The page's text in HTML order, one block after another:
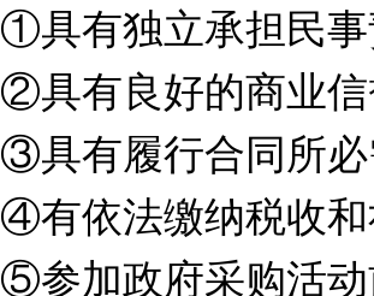
①具有独立承担民
②具有良好的商业
③具有履行合同所
④有依法缴纳税收
⑤参加政府采购活动